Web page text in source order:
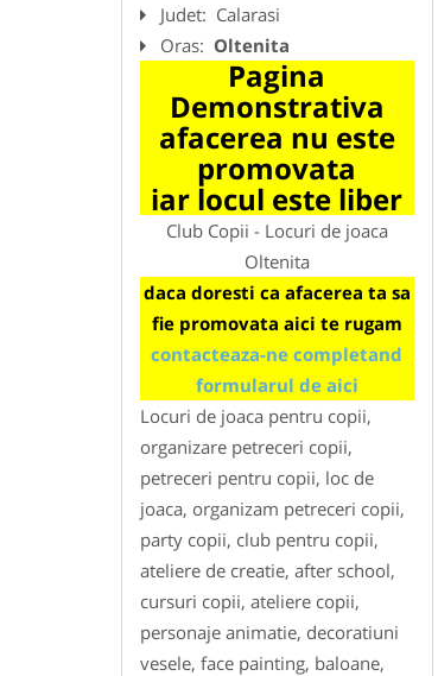
Judet: Calarasi
Oras: Oltenita
Pagina
Demonstrativa
afacerea nu este
promovata
iar locul este liber
Club Copii - Locuri de joaca
Oltenita
daca doresti ca afacerea ta sa
fie promovata aici te rugam
contacteaza-ne completand
formularul de aici
Locuri de joaca pentru copii,
organizare petreceri copii,
petreceri pentru copii, loc de
joaca, organizam petreceri copii,
party copii, club pentru copii,
ateliere de creatie, after school,
cursuri copii, ateliere copii,
personaje animatie, decoratiuni
vesele, face painting, baloane,